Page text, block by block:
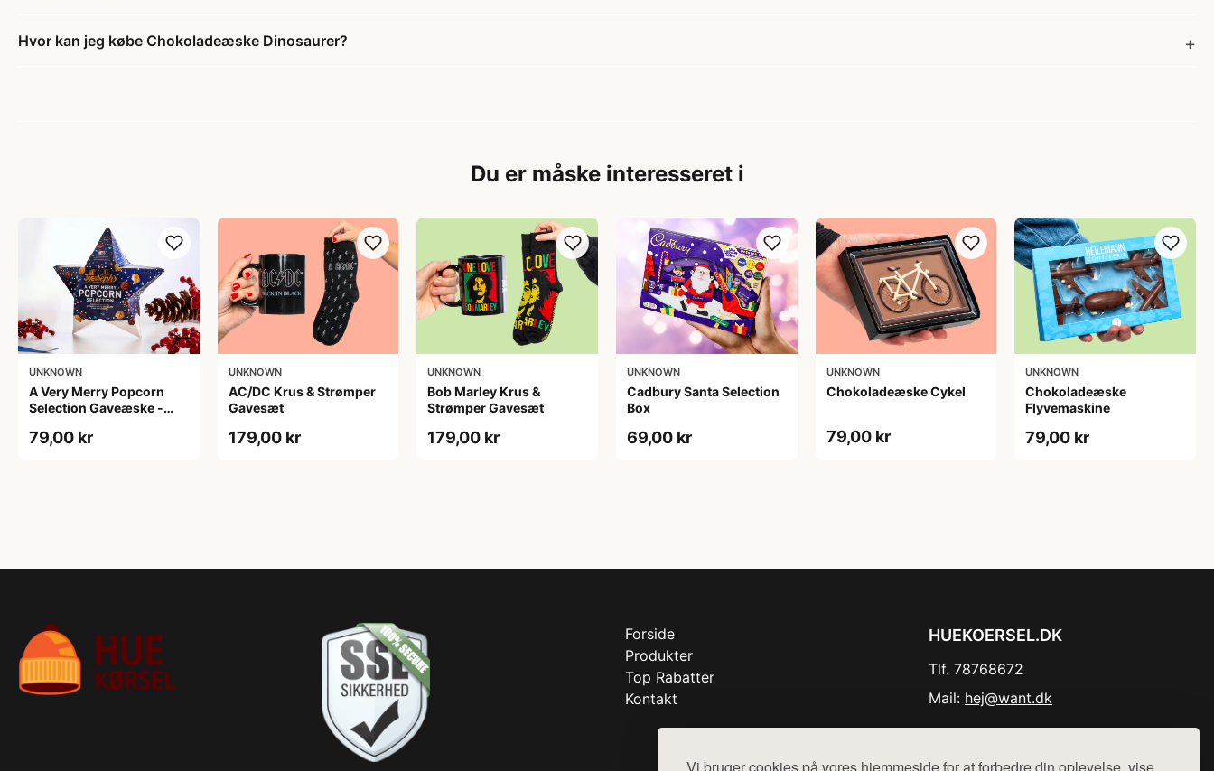
Hvor kan jeg købe Chokoladeæske Dinosaurer?
Du er måske interesseret i
UNKNOWN
A Very Merry Popcorn
Selection Gaveæske -
79,00 kr
UNKNOWN
AC/DC Krus & Strømper
Gavesæt
179,00 kr
UNKNOWN
Bob Marley Krus &
Strømper Gavesæt
179,00 kr
UNKNOWN
Cadbury Santa Selection
Box
69,00 kr
UNKNOWN
Chokoladeæske Cykel
79,00 kr
UNKNOWN
Chokoladeæske
Flyvemaskine
79,00 kr
Forside
Produkter
Top Rabatter
Kontakt
HUEKOERSEL.DK
Tlf. 78768672
Mail: hej@want.dk